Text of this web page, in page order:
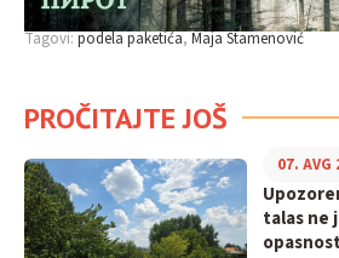
Tagovi: podela paketića Maja Stamenović
PROČITAJTE JOŠ
talas ne
07. AVG